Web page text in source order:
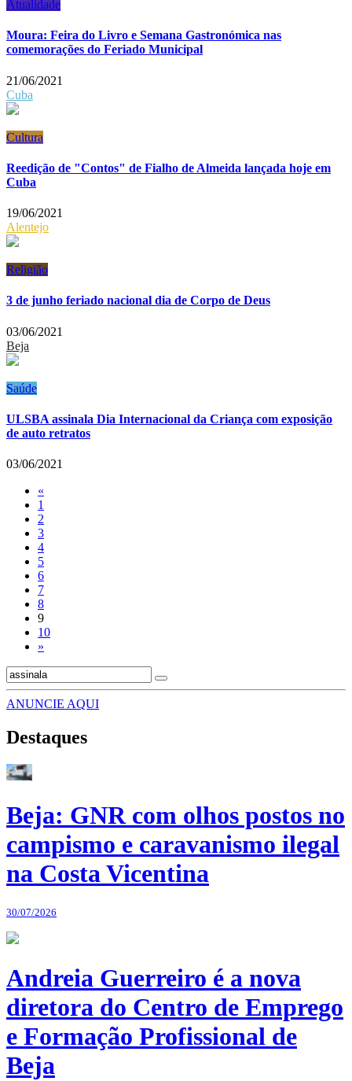
Atualidade
Moura: Feira do Livro e Semana Gastronómica nas
comemorações do Feriado Municipal
21/06/2021
Cuba
Cultura
Reedição de "Contos" de Fialho de Almeida lançada hoje em
Cuba
19/06/2021
Alentejo
Religião
3 de junho feriado nacional dia de Corpo de Deus
03/06/2021
Beja
Saúde
ULSBA assinala Dia Internacional da Criança com exposição
de auto retratos
03/06/2021
«
1
2
3
4
5
6
7
8
9
10
»
ANUNCIE AQUI
Destaques
Beja: GNR com olhos postos no
campismo e caravanismo ilegal
na Costa Vicentina
30/07/2026
Andreia Guerreiro é a nova
diretora do Centro de Emprego
e Formação Profissional de
Beja